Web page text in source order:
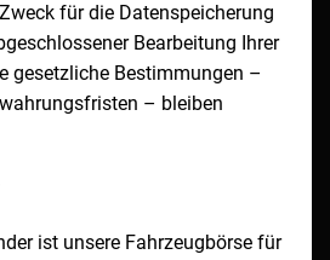
für die Datenspeicherung
Bearbeitung Ihrer
gesetzliche Bestimmungen –
– bleiben
ist unsere Fahrzeugbörse für